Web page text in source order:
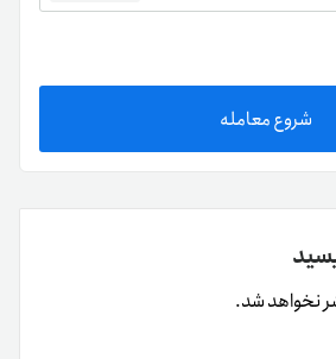
شروع معامله
نخواهد شد.